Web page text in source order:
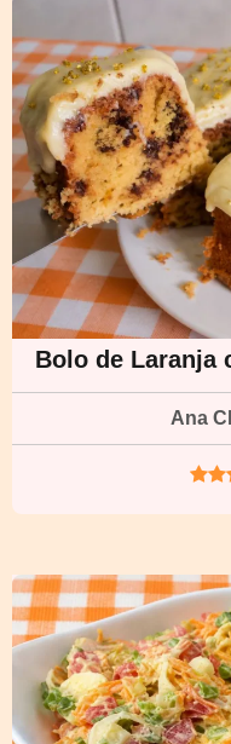
Bolo de Laranja
Ana